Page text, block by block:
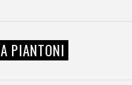
PIANTONI